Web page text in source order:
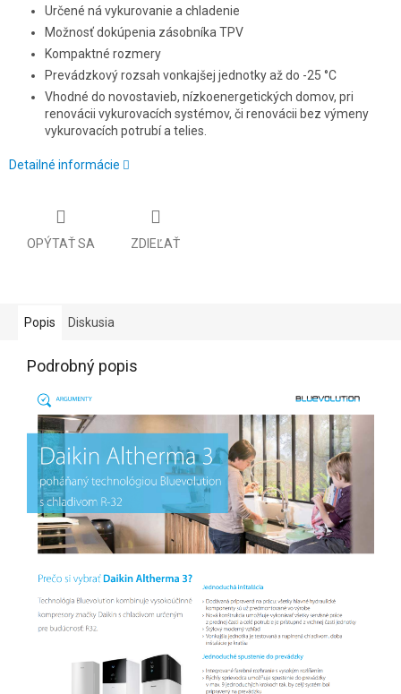
Určené ná vykurovanie a chladenie
Možnosť dokúpenia zásobníka TPV
Kompaktné rozmery
Prevádzkový rozsah vonkajšej jednotky až do -25 °C
Vhodné do novostavieb, nízkoenergetických domov, pri
renovácii vykurovacích systémov, či renovácii bez výmeny
vykurovacích potrubí a telies.
Detailné informácie
OPÝTAŤ SA ZDIEĽAŤ
Popis Diskusia
Podrobný popis